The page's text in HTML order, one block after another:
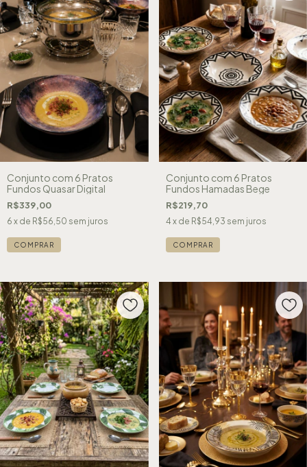
Conjunto com 6 Pratos
Fundos Quasar Digital
R$339,00
6 x de R$56,50 sem juros
Conjunto com 6 Pratos
Fundos Hamadas Bege
R$219,70
4 x de R$54,93 sem juros